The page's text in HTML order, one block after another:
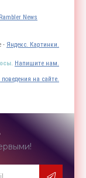
Rambler News
- Яндекс. Картинки.
Напишите нам.
поведения на сайте.